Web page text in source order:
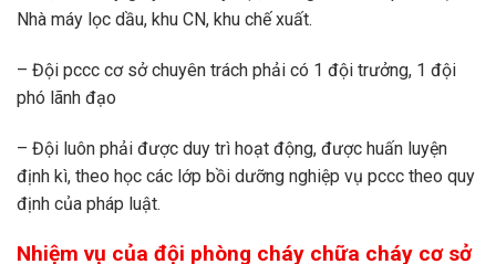
Nhà máy lọc dầu, khu CN, khu chế xuất.
– Đội pccc cơ sở chuyên trách phải có 1 đội trưởng, 1 đội
phó lãnh đạo
– Đội luôn phải được duy trì hoạt động, được huấn luyện
định kì, theo học các lớp bồi dưỡng nghiệp vụ pccc theo quy
định của pháp luật.
Nhiệm vụ của đội phòng cháy chữa cháy cơ sở